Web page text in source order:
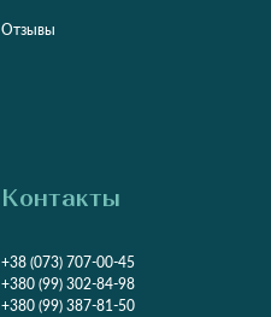
Отзывы
Контакты
+38 (073) 707-00-45
+380 (99) 302-84-98
+380 (99) 387-81-50